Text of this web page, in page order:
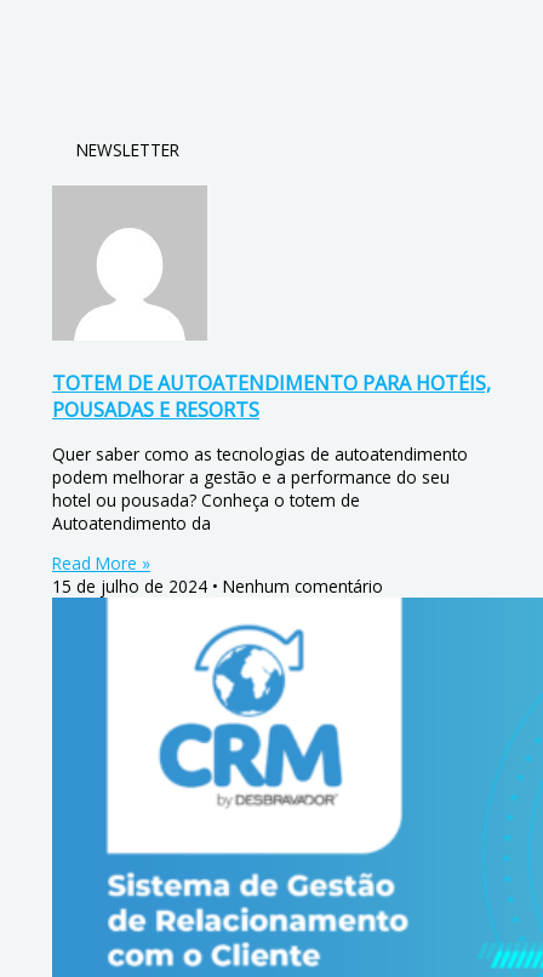
NEWSLETTER
TOTEM DE AUTOATENDIMENTO PARA HOTÉIS,
POUSADAS E RESORTS
Quer saber como as tecnologias de autoatendimento
podem melhorar a gestão e a performance do seu
hotel ou pousada? Conheça o totem de
Autoatendimento da
Read More »
15 de julho de 2024
Nenhum comentário